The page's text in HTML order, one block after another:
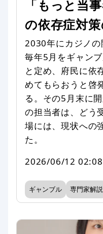
「もっと当
の依存症対
2030年にカジノの
毎年5月をギャン
と定め、府民に依
めてもらおうと啓
る。その5月末に
の担当者は、どう
場には、現状への
た。
2026/06/12 02:08
ギャンブル 専門家解説